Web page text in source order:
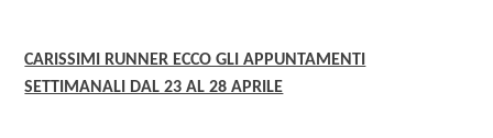
CARISSIMI RUNNER ECCO GLI APPUNTAMENTI
SETTIMANALI DAL 23 AL 28 APRILE